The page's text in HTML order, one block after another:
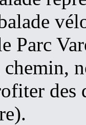
Parc
des